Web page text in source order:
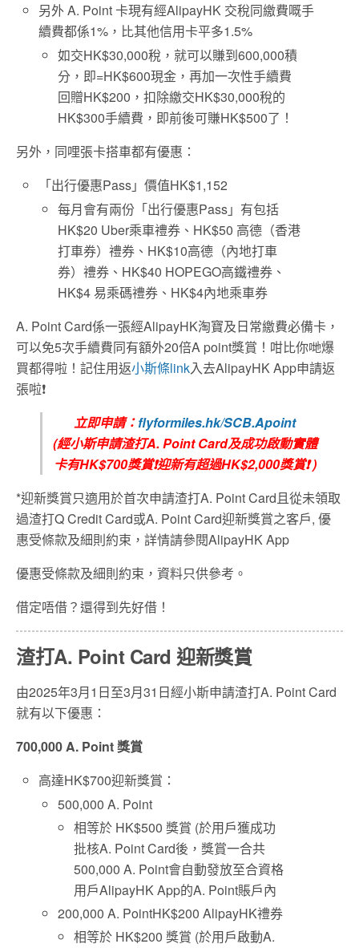
另外 A. Point 卡現有經AlipayHK 交稅同繳費嘅手
續費都係1%，比其他信用卡平多1.5%
如交HK$30,000稅，就可以賺到600,000積
分，即=HK$600現金，再加一次性手續費
回贈HK$200，扣除繳交HK$30,000稅的
HK$300手續費，即前後可賺HK$500了！
另外，同哩張卡搭車都有優惠：
「出行優惠Pass」價值HK$1,152
每月會有兩份「出行優惠Pass」有包括
HK$20 Uber乘車禮券、HK$50 高德（香港
打車券）禮券、HK$10高德（內地打車
券）禮券、HK$40 HOPEGO高鐵禮券、
HK$4 易乘碼禮券、HK$4內地乘車券
A. Point Card係一張經AlipayHK淘寶及日常繳費必備卡，
可以免5次手續費同有額外20倍A point獎賞！咁比你哋爆
買都得啦！記住用返小斯條link入去AlipayHK App申請返
張啦❗
立即申請：flyformiles.hk/SCB.Apoint
(經小斯申請渣打A. Point Card及成功啟動實體
卡有HK$700獎賞❗迎新有超過HK$2,000獎賞❗ )
*迎新獎賞只適用於首次申請渣打A. Point Card且從未領取
過渣打Q Credit Card或A. Point Card迎新獎賞之客戶, 優
惠受條款及細則約束，詳情請參閱AlipayHK App
優惠受條款及細則約束，資料只供參考。
借定唔借？還得到先好借！
渣打A. Point Card 迎新獎賞
由2025年3月1日至3月31日經小斯申請渣打A. Point Card
就有以下優惠：
700,000 A. Point獎賞
高達HK$700迎新獎賞：
500,000 A. Point
相等於 HK$500 獎賞 (於用戶獲成功
批核A. Point Card後，獎賞一合共
500,000 A. Point會自動發放至合資格
用戶AlipayHK App的A. Point賬戶內
200,000 A. PointHK$200 AlipayHK禮券
相等於 HK$200 獎賞 (於用戶啟動A.